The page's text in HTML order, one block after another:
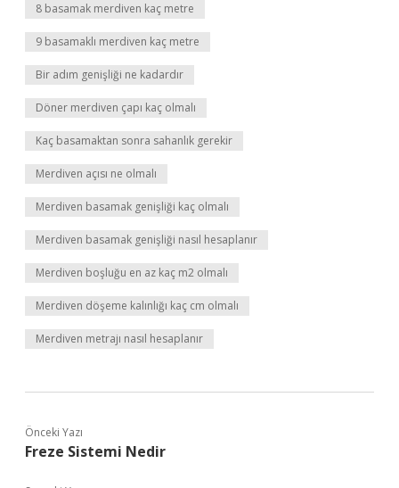
8 basamak merdiven kaç metre
9 basamaklı merdiven kaç metre
Bir adım genişliği ne kadardır
Döner merdiven çapı kaç olmalı
Kaç basamaktan sonra sahanlık gerekir
Merdiven açısı ne olmalı
Merdiven basamak genişliği kaç olmalı
Merdiven basamak genişliği nasıl hesaplanır
Merdiven boşluğu en az kaç m2 olmalı
Merdiven döşeme kalınlığı kaç cm olmalı
Merdiven metrajı nasıl hesaplanır
Önceki Yazı
Freze Sistemi Nedir